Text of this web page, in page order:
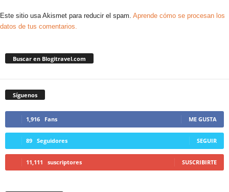
Este sitio usa Akismet para reducir el spam. Aprende cómo se procesan los
datos de tus comentarios.
Buscar en Blogitravel.com
Síguenos
1,916 Fans ME GUSTA
89 Seguidores SEGUIR
11,111 suscriptores SUSCRIBIRTE